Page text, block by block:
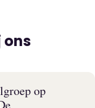
tot 8:30.
ons
op